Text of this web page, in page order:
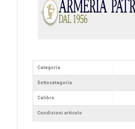
Categoria
Sottocategoria
Calibro
Condizioni articolo